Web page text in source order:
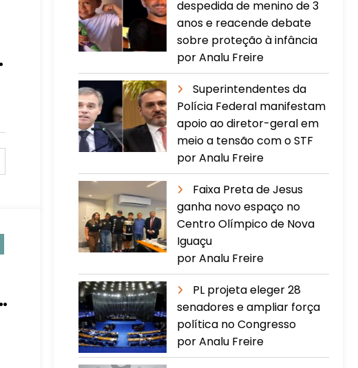
despedida de menino de 3
anos e reacende debate
sobre proteção à infância
por Analu Freire
Superintendentes da
Polícia Federal manifestam
apoio ao diretor-geral em
meio a tensão com o STF
por Analu Freire
Faixa Preta de Jesus
ganha novo espaço no
Centro Olímpico de Nova
Iguaçu
por Analu Freire
PL projeta eleger 28
senadores e ampliar força
política no Congresso
por Analu Freire